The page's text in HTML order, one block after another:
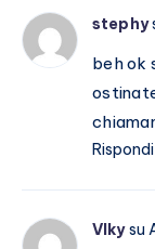
stephy
beh ok
Rispondi
VIkysu